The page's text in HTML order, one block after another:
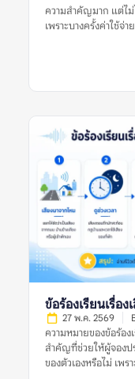
ที่สุด ตัวอย่างเช่น […]
ความสำคัญมาก แต่ไ
เพราะบางครั้งค่าใช้จ่
กัน ไม่ใช่ตัดสินจากรีวิ
เรียนเรื่องค่าใช้จ่ายแ
เรื่องค่าใช้จ่ายแฝงข
จ่ายที่ไม่คาดคิดหรือไ
ไม่ใช่ราคาสุทธิ มีค่าท
เสียงดัง ค่าเตาปิ้งย่าง
จ่ายแฝง” ไม่ได้หมายค
บางรายการอาจเป็น
เพราะสื่อสารไม่ชัดก่อ
รีวิวที่มีประโยชน์ควรบ
หรือไม่ เกิดขึ้นเพราะ
รีวิวมีเพียงคำว่า “มีค่
รีวิวอื่นประกอบก่อนสรุ
สำคัญ? พูลวิลล่ามักเ
หลายครอบครัวที่แชร์
วางแผนไว้ อาจทำให้
จริงสูงกว่าที่คาด ข้อร้
สะท้อนความโปร่งใส
ข้อร้องเรียนเรื่อ
27 พ.ค. 2569
ความหมายของข้อร้อง
สำคัญที่ช่วยให้ผู้จองป
ของตัวเองหรือไม่ เพ